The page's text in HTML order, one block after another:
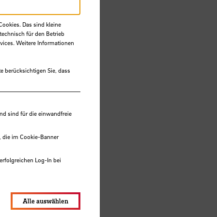
Das sind kleine
für den Betrieb
Weitere Informationen
berücksichtigen Sie, dass
sind für die einwandfreie
die im Cookie-Banner
Log-In bei
Alle auswählen